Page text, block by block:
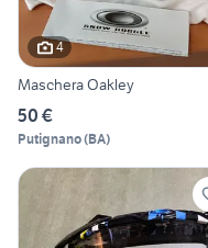
4
Maschera Oakley
50 €
Putignano(BA)